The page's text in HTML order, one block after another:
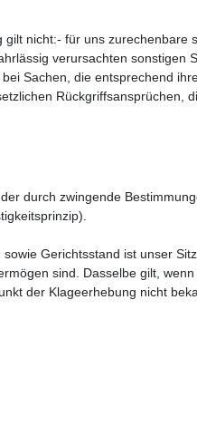
nicht:- für uns zurechenbare
verursachten sonstigen
Sachen, die entsprechend
Rückgriffsansprüchen,
durch zwingende
Gerichtsstand ist unser
sind. Dasselbe gilt,
der Klageerhebung nicht